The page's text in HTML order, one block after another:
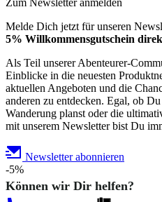
Zum Newsletter anmelden
Melde Dich jetzt für unseren
5% Willkommensgutschein
Als Teil unserer Abenteurer-
Einblicke in die neuesten
aktuellen Angeboten und die
anderen zu entdecken. Egal, ob
Wanderung planst oder die
mit unserem Newsletter bist Du
Newsletter abonnieren
-5%
Können wir Dir helfen?